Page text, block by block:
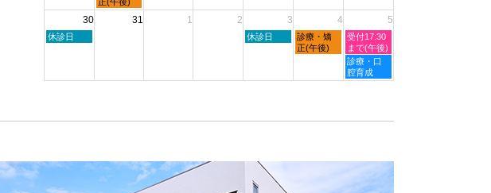
月
2026
月
月
2026
月
2026
日,
30 31 1 2 3 4 5
日
月
休診日
木
月
休診日
金
曜
月
診療・矯
正(午後)
土
曜
日,
9
月
受付17:30
まで(午後)
土
曜
日,
診療・口
腔育成